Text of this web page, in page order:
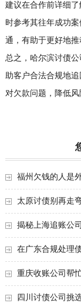
建议在合作前详细
时参考其往年成功
通，有助于更好地推
总之，哈尔滨讨债
助客户合法合规地
对欠款问题，降低风
福州欠钱的人是
省追债流程
太原讨债别再走
得学习！
揭秘上海追账公
在广东合规处理
重庆收账公司帮
四川讨债公司挑